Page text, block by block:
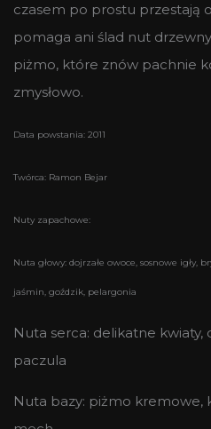
czasem po prostu przestają
pomaga ani ślad nut
piżmo, które znów pachnie
zmysłowo.
Data powstania: 2011
Twórca: Ramon Bejar
Nuty zapachowe:
Nuta głowy: dojrzałe owoce, sosnowe igły,
jaśmin, goździk, pelargonia
Nuta serca: delikatne
paczula
Nuta bazy: piżmo kremowe,